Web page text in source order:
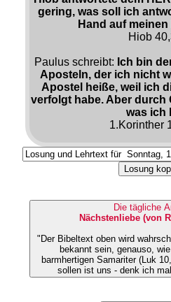
gering, was soll ich
Hand auf
Hiob
Paulus schreibt: Ich bin
Aposteln, der ich nicht
Apostel heiße, weil ich
verfolgt habe. Aber durch
was ich
1.Korinther
Losung
Die tägliche
Nächstenliebe (von
"Der Bibeltext oben wird
bekannt sein, genauso,
barmhertigen Samariter (Luk
sollen ist uns - denk ich